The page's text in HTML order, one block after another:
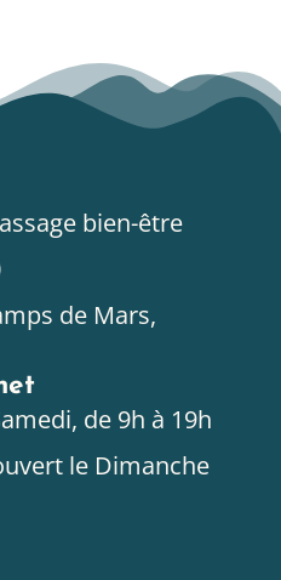
bien-être
de Mars,
de 9h à 19h
le Dimanche